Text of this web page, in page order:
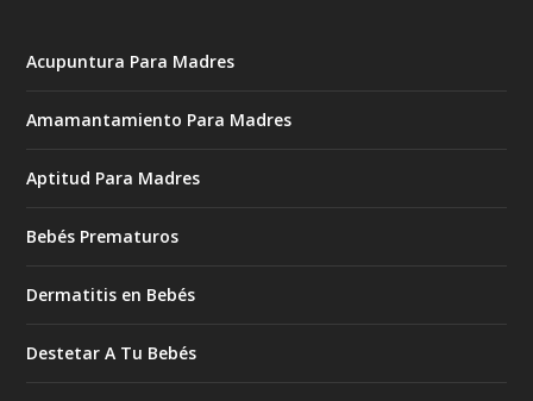
Acupuntura Para Madres
Amamantamiento Para Madres
Aptitud Para Madres
Bebés Prematuros
Dermatitis en Bebés
Destetar A Tu Bebés